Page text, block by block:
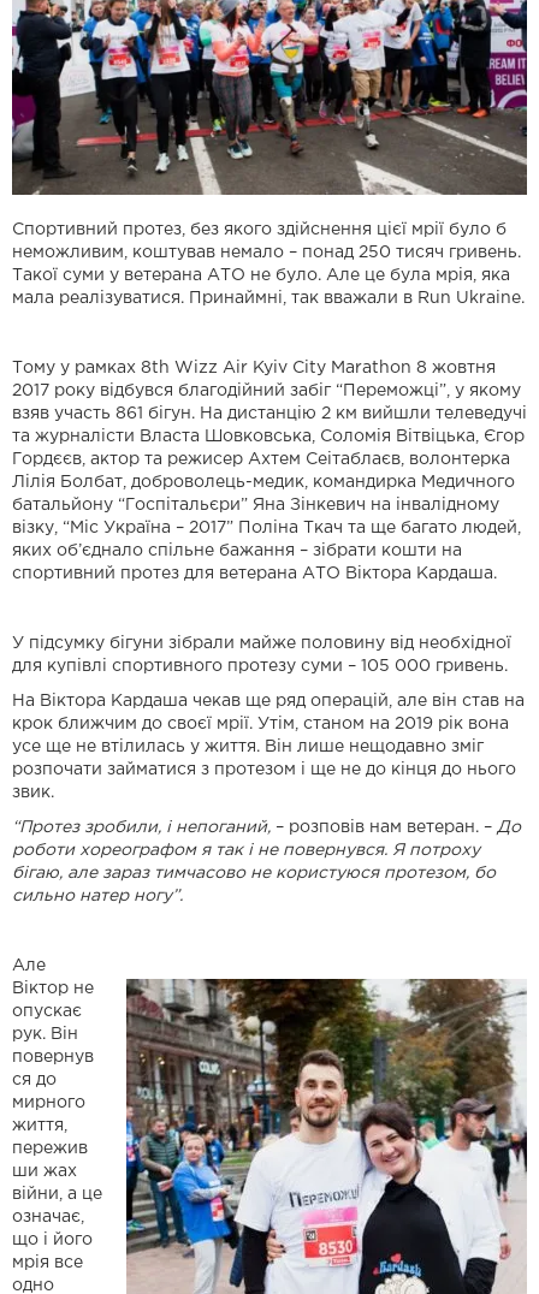
Спортивний протез, без якого здійснення цієї мрії було б
неможливим, коштував немало – понад 250 тисяч гривень.
Такої суми у ветерана АТО не було. Але це була мрія, яка
мала реалізуватися. Принаймні, так вважали в Run Ukraine.
Тому у рамках 8th Wizz Air Kyiv City Marathon 8 жовтня
2017 року відбувся благодійний забіг “Переможці”, у якому
взяв участь 861 бігун. На дистанцію 2 км вийшли телеведучі
та журналісти Власта Шовковська, Соломія Вітвіцька, Єгор
Гордєєв, актор та режисер Ахтем Сеітаблаєв, волонтерка
Лілія Болбат, доброволець-медик, командирка Медичного
батальйону “Госпітальєри” Яна Зінкевич на інвалідному
візку, “Міс Україна – 2017” Поліна Ткач та ще багато людей,
яких об’єднало спільне бажання – зібрати кошти на
спортивний протез для ветерана АТО Віктора Кардаша.
У підсумку бігуни зібрали майже половину від необхідної
для купівлі спортивного протезу суми – 105 000 гривень.
На Віктора Кардаша чекав ще ряд операцій, але він став на
крок ближчим до своєї мрії. Утім, станом на 2019 рік вона
усе ще не втілилась у життя. Він лише нещодавно зміг
розпочати займатися з протезом і ще не до кінця до нього
звик.
“Протез зробили, і непоганий, – розповів нам ветеран. – До
роботи хореографом я так і не повернувся. Я потроху
бігаю, але зараз тимчасово не користуюся протезом, бо
сильно натер ногу”.
Але
Віктор не
опускає
рук. Він
повернув
ся до
мирного
життя,
пережив
ши жах
війни, а це
означає,
що і його
мрія все
одно